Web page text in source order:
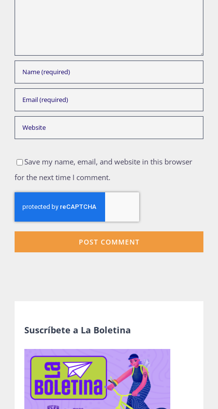
Save my name, email, and website in this browser
for the next time I comment.
Suscríbete a La Boletina